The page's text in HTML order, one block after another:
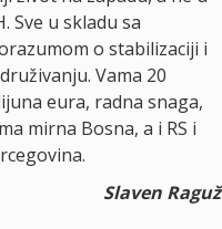
Sve u skladu sa
o stabilizaciji i
Vama 20
eura, radna snaga,
mirna Bosna, a i RS i
Slaven Raguž